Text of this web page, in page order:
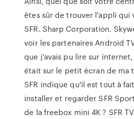
êtes sûr de trouver l'appli qui
SFR. Sharp Corporation.
voir les partenaires Android
que j'avais pu lire sur
était sur le petit écran de ma
SFR indique qu'il est tout à
installer et regarder SFR
de la freebox mini 4K ? SFR